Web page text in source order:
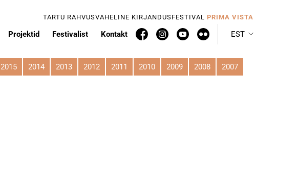
TARTU RAHVUSVAHELINE KIRJANDUSFESTIVAL PRIMA VISTA
Projektid Festivalist Kontakt EST
2015 2014 2013 2012 2011 2010 2009 2008
2007